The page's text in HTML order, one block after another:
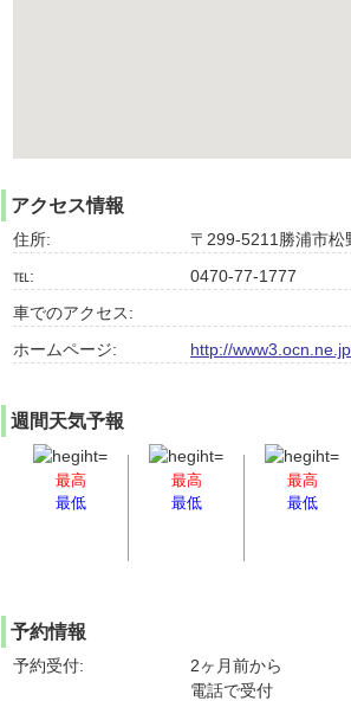
アクセス情報
住所:
〒299-5211勝浦市松
℡:
0470-77-1777
車でのアクセス:
ホームページ:
http://
週間天気予報
最高
最低
最高
最低
最高
最低
予約情報
予約受付:
2ヶ月前から
電話で受付